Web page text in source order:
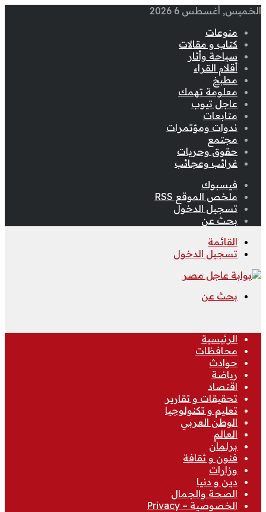
الخميس, أغسطس 6 2026
منوعات
كتاب و مقالات
سياحة وأثار
أقلام القراء
مطبخ
معلومة تهمك
عاجل تيوب
متابعات
ندوات ومؤتمرات
مجتمع
حقوق وحريات
غرائب وعجائب
فيسبوك
ملخص الموقع RSS
تسجيل الدخول
بحث عن
القائمة
تسجيل الدخول
بحث عن
الرئيسية
محافظات
حوادث
رياضة
اقتصاد
تحقيقات و تقارير
تعليم و تكنولوجيا
الوطن العربي
العالم
برلمان
فنون و ثقافة
وزارات
دين و دنيا
الصحة والجمال
الخصوصية – Privacy